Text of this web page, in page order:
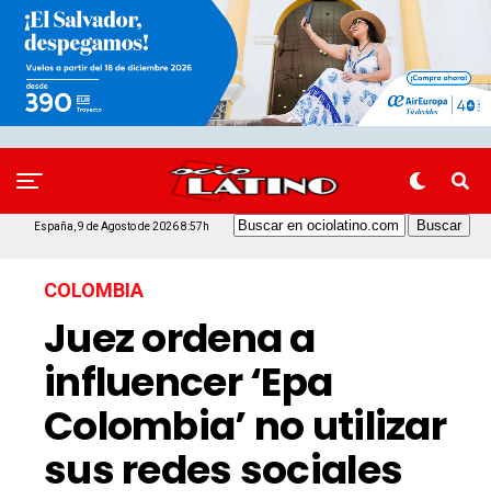
España, 9 de Agosto de 2026 8:57h
COLOMBIA
Juez ordena a
influencer ‘Epa
Colombia’ no utilizar
sus redes sociales